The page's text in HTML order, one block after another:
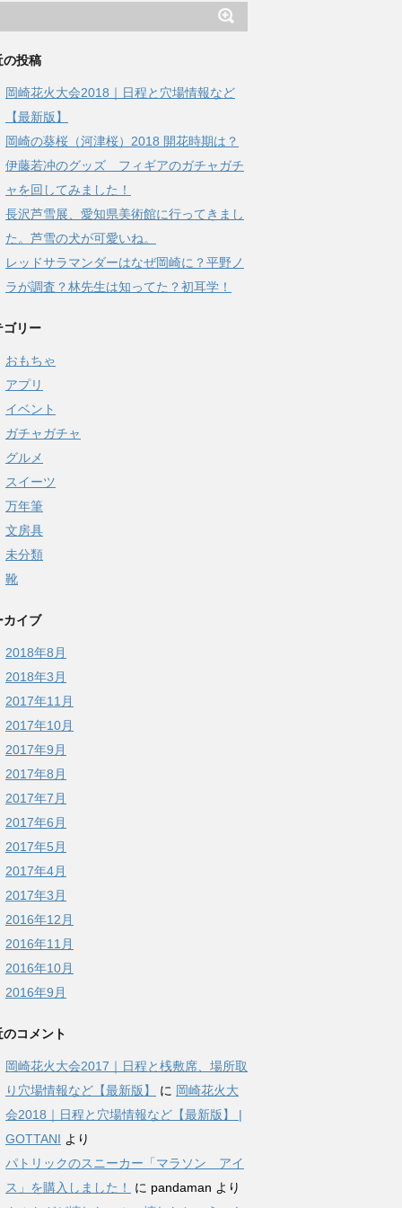
の投稿
岡崎花火大会2018｜日程と穴場情報など
【最新版】
岡崎の葵桜（河津桜）2018 開花時期は？
伊藤若冲のグッズ フィギアのガチャガチ
ャを回してみました！
長沢芦雪展、愛知県美術館に行ってきまし
た。芦雪の犬が可愛いね。
レッドサラマンダーはなぜ岡崎に？平野ノ
ラが調査？林先生は知ってた？初耳学！
ゴリー
おもちゃ
アプリ
イベント
ガチャガチャ
グルメ
スイーツ
万年筆
文房具
未分類
靴
カイブ
2018年8月
2018年3月
2017年11月
2017年10月
2017年9月
2017年8月
2017年7月
2017年6月
2017年5月
2017年4月
2017年3月
2016年12月
2016年11月
2016年10月
2016年9月
のコメント
岡崎花火大会2017｜日程と桟敷席、場所取
り穴場情報など【最新版】
に 岡崎花火大
会2018｜日程と穴場情報など【最新版】 |
GOTTANI より
パトリックのスニーカー「マラソン アイ
ス」を購入しました！
に pandaman より